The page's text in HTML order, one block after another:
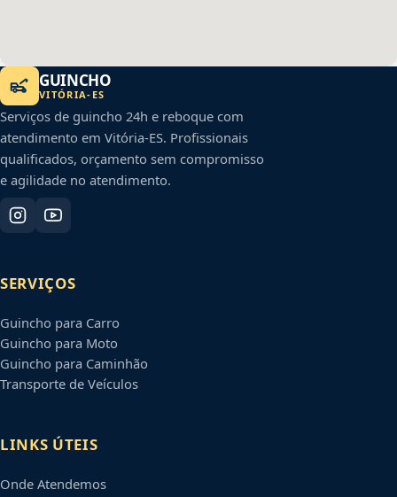
GUINCHO
VITÓRIA- ES
Serviços de guincho 24h e reboque com
atendimento em Vitória-ES. Profissionais
qualificados, orçamento sem compromisso
e agilidade no atendimento.
SERVIÇOS
Guincho para Carro
Guincho para Moto
Guincho para Caminhão
Transporte de Veículos
LINKS ÚTEIS
Onde Atendemos